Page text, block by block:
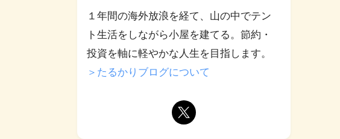
１年間の海外放浪を経て、山の中でテン
ト生活をしながら小屋を建てる。節約・
投資を軸に軽やかな人生を目指します。
＞たるかりブログについて